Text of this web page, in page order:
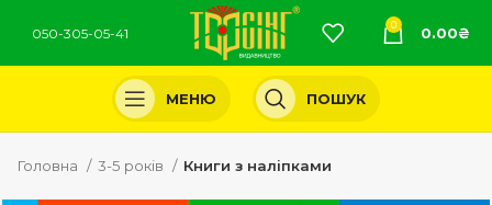
050-305-05-41
0 0.00₴
МЕНЮ ПОШУК
Головна 3-5 років Книги з наліпками